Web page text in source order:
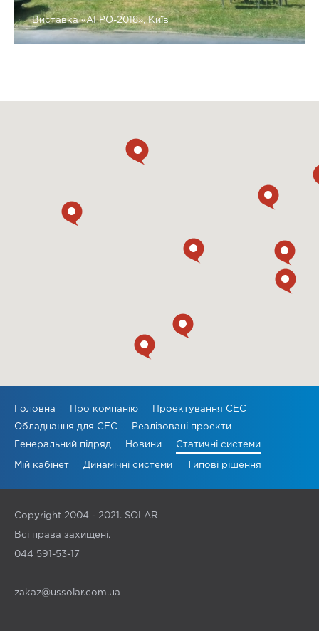
Виставка «АГРО-2018», Київ
Головна Про компанію Проектування СЕС
Обладнання для СЕС Реалізовані проекти
Генеральний підряд Новини Статичні системи
Мій кабінет Динамічні системи Типові рішення
Copyright 2004 - 2021. SOLAR
Всі права захищені.
044 591-53-17
zakaz@ussolar.com.ua